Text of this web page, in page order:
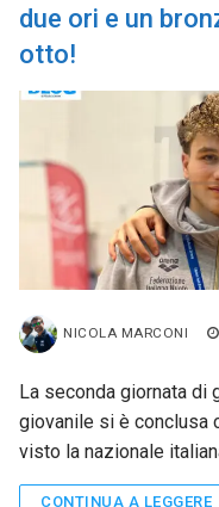
due ori e un
otto!
NICOLA MARCONI
La seconda giornata di
giovanile si è conclusa
visto la nazionale
CONTINUA A